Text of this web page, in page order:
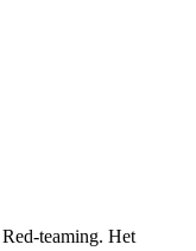
teaming. Het